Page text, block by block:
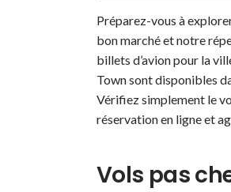
Préparez-vous à
bon marché et notre
billets d’avion pour la
Town sont disponibles
Vérifiez simplement le
réservation en ligne et
Vols pas